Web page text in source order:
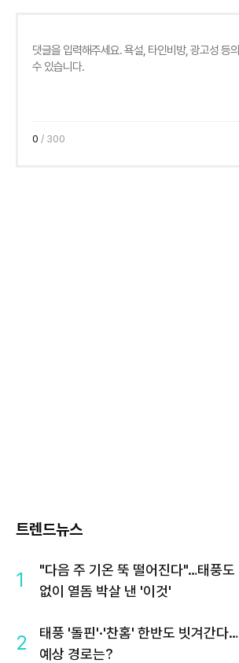
0 / 300
트렌드뉴스
1
"다음 주 기온 뚝 떨어진다"…태풍도
없이 열돔 박살 낸 '이것'
2
태풍 '돌핀'·'찬홈' 한반도 빗겨간다…
예상 경로는?